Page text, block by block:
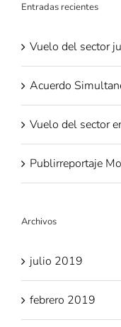
Entradas recientes
Vuelo del sector
Acuerdo
Vuelo del sector
Publirreportaje
Archivos
julio 2019
febrero 2019